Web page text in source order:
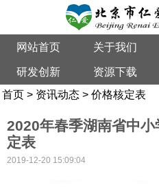
网站首页 关于我们
研发创新 资源下载
首页 > 资讯动态 > 价格核定表
2020年春季湖南省中
定表
2019-12-20 15:09:04